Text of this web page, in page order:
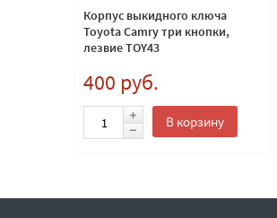
Корпус выкидного ключа
Toyota Camry три кнопки,
лезвие TOY43
400 руб.
В корзину